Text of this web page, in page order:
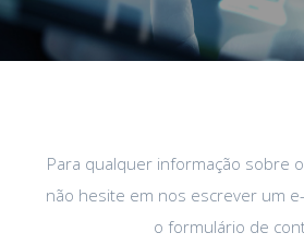
Para qualquer informação sobre
não hesite em nos escrever um
o formulário de